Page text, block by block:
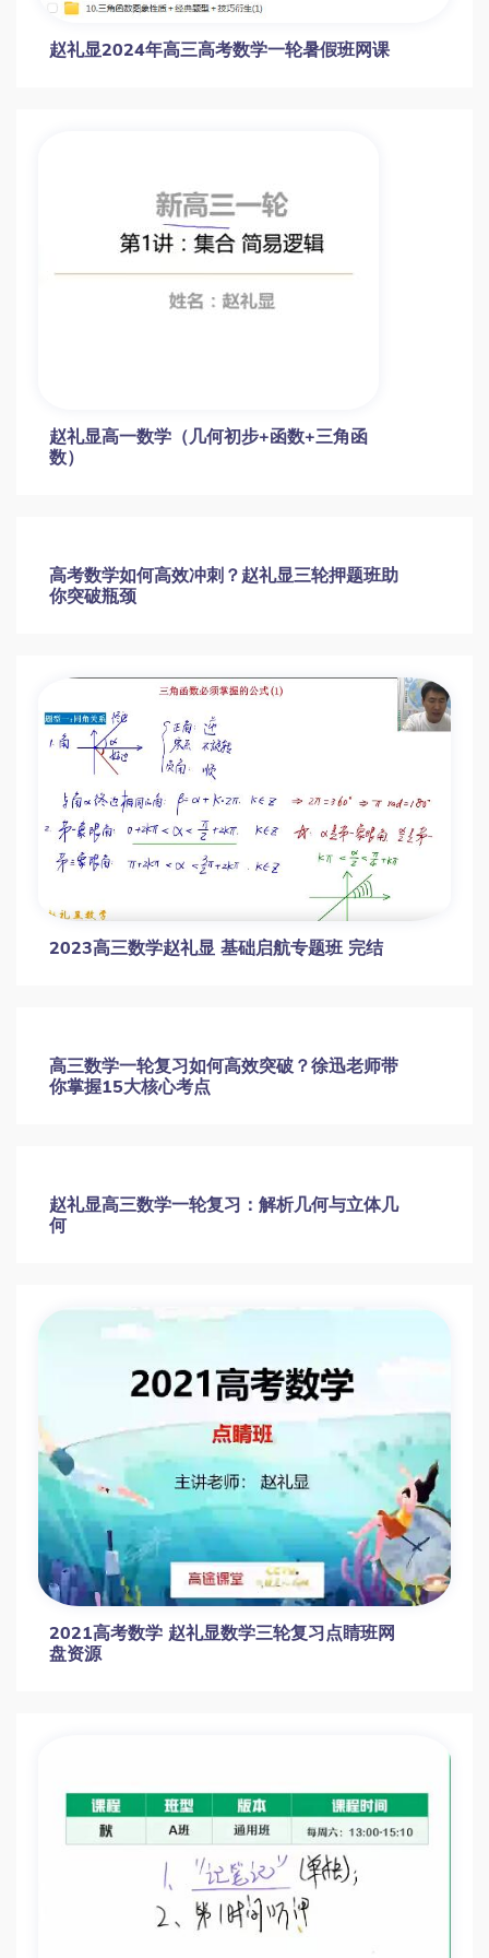
赵礼显2024年高三高考数学一轮暑假班网课
赵礼显高一数学（几何初步+函数+三角函
数）
高考数学如何高效冲刺？赵礼显三轮押题班助
你突破瓶颈
高三数学一轮复习如何高效突破？徐迅老师带
你掌握15大核心考点
赵礼显高三数学一轮复习：解析几何与立体几